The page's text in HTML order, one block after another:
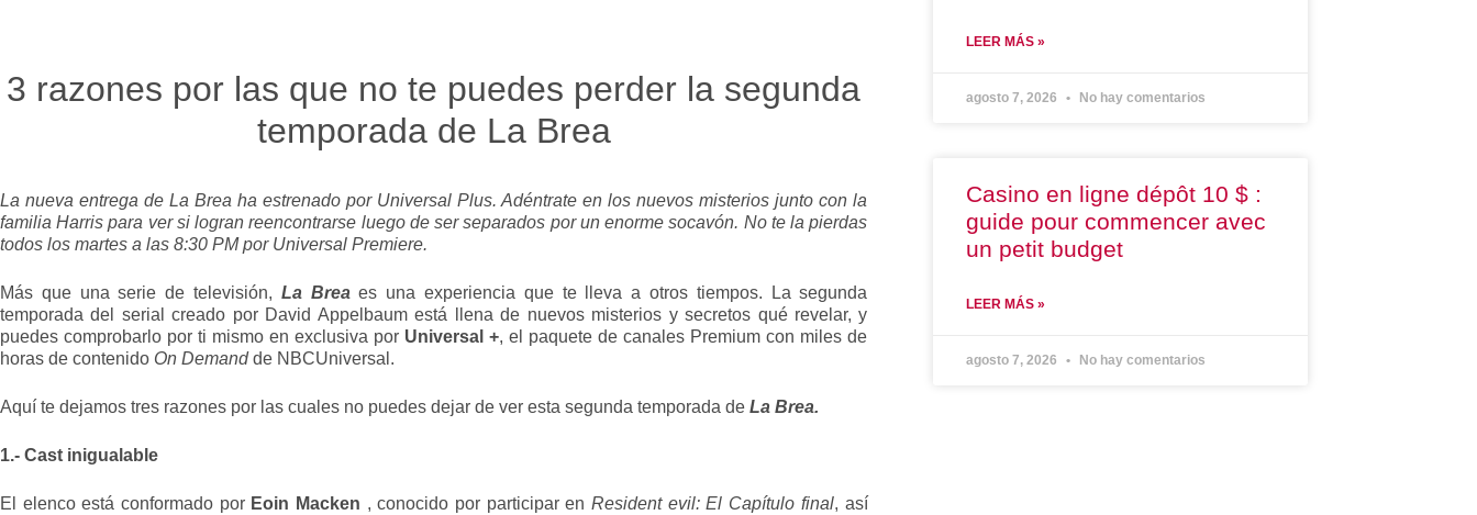
3 razones por las que no te puedes perder la segunda
temporada de La Brea
La nueva entrega de La Brea ha estrenado por Universal Plus. Adéntrate en los nuevos misterios junto con la
familia Harris para ver si logran reencontrarse luego de ser separados por un enorme socavón. No te la pierdas
todos los martes a las 8:30 PM por Universal Premiere.
Más que una serie de televisión, La Breaes una experiencia que te lleva a otros tiempos. La segunda
temporada del serial creado por David Appelbaum está llena de nuevos misterios y secretos qué revelar, y
puedes comprobarlo por ti mismo en exclusiva por Universal +, el paquete de canales Premium con miles de
horas de contenido On Demandde NBCUniversal.
Aquí te dejamos tres razones por las cuales no puedes dejar de ver esta segunda temporada de La Brea.
1.- Cast inigualable
El elenco está conformado por Eoin Macken , conocido por participar enResident evil: El Capítulo final, así
LEER MÁS »
agosto 7, 2026 No hay comentarios
Casino en ligne dépôt 10 $ :
guide pour commencer avec
un petit budget
LEER MÁS »
agosto 7, 2026 No hay comentarios